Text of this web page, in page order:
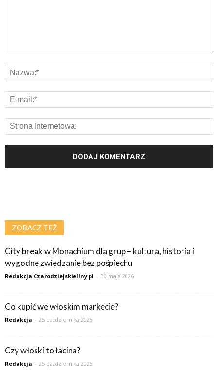
ZOBACZ TEŻ
City break w Monachium dla grup – kultura, historia i
wygodne zwiedzanie bez pośpiechu
Redakcja Czarodziejskieliny.pl - 30 maja 2026
Co kupić we włoskim markecie?
Redakcja - 25 października 2025
Czy włoski to łacina?
Redakcja - 25 października 2025